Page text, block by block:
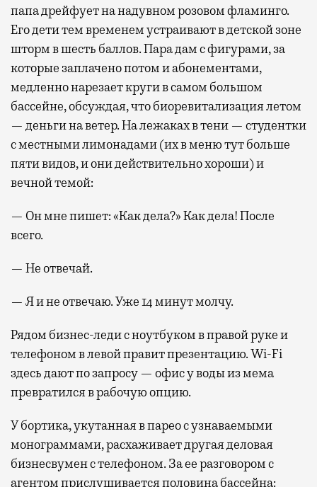
папа дрейфует на надувном розовом фламинго.
Его дети тем временем устраивают в детской зоне
шторм в шесть баллов. Пара дам с фигурами, за
которые заплачено потом и абонементами,
медленно нарезает круги в самом большом
бассейне, обсуждая, что биоревитализация летом
— деньги на ветер. На лежаках в тени — студентки
с местными лимонадами (их в меню тут больше
пяти видов, и они действительно хороши) и
вечной темой:
— Он мне пишет: «Как дела?» Как дела! После
всего.
— Не отвечай.
— Я и не отвечаю. Уже 14 минут молчу.
Рядом бизнес-леди с ноутбуком в правой руке и
телефоном в левой правит презентацию. Wi-Fi
здесь дают по запросу — офис у воды из мема
превратился в рабочую опцию.
У бортика, укутанная в парео с узнаваемыми
монограммами, расхаживает другая деловая
бизнесвумен с телефоном. За ее разговором с
агентом прислушивается половина бассейна: